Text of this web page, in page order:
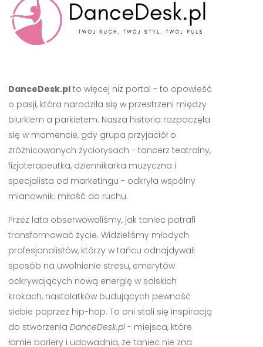
DanceDesk.plto więcej niż portal - to opowieść
o pasji, która narodziła się w przestrzeni między
biurkiem a parkietem. Nasza historia rozpoczęła
się w momencie, gdy grupa przyjaciół o
zróżnicowanych życiorysach - tancerz teatralny,
fizjoterapeutka, dziennikarka muzyczna i
specjalista od marketingu - odkryła wspólny
mianownik: miłość do ruchu.
Przez lata obserwowaliśmy, jak taniec potrafi
transformować życie. Widzieliśmy młodych
profesjonalistów, którzy w tańcu odnajdywali
sposób na uwolnienie stresu, emerytów
odkrywających nową energię w salskich
krokach, nastolatków budujących pewność
siebie poprzez hip-hop. To oni stali się inspiracją
do stworzenia DanceDesk.pl- miejsca, które
łamie bariery i udowadnia, że taniec nie zna